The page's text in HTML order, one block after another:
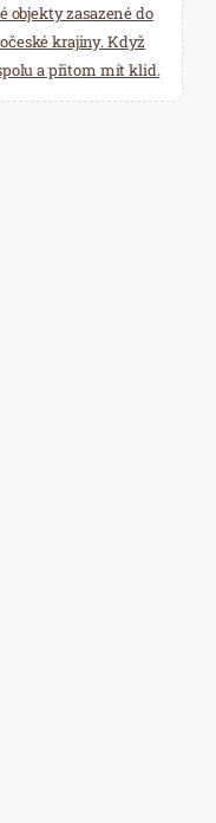
na pátek 1. a sobotu 2.
čtvrtek
Saunového ráje na
vás večer…
objekty zasazené do
krajiny. Když
a přitom mít klid.